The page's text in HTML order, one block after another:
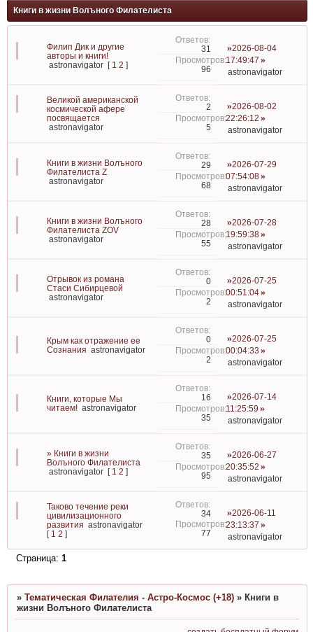
Книги в жизни Волъного Филателиста
Филип Дик и другие
авторы и книги!
astronavigator
[ 1 2 ]
31
96
2026-08-04
17:49:47
astronavigator
Великой американской
космической афере
посвящается
astronavigator
2
5
2026-08-02
22:26:12
astronavigator
Книги в жизни Волъного
Филателиста Z
astronavigator
29
68
2026-07-29
07:54:08
astronavigator
Книги в жизни Волъного
Филателиста ZOV
astronavigator
28
55
2026-07-28
19:59:38
astronavigator
Отрывок из романа
Стаси Сибирцевой
astronavigator
0
2
2026-07-25
00:51:04
astronavigator
Крым как отражение ее
Сознания astronavigator
0
2
2026-07-25
00:04:33
astronavigator
Книги, которые Мы
читаем! astronavigator
16
35
2026-07-14
11:25:59
astronavigator
» Книги в жизни
Волъного Филателиста
astronavigator
[ 1 2 ]
35
95
2026-06-27
20:35:52
astronavigator
Таково течение реки
цивилизационного
развития astronavigator
[ 1 2 ]
34
77
2026-06-11
23:13:37
astronavigator
Страница: 1
» Тематическая Филателия - Астро-Космос (+18) » Книги в
жизни Волъного Филателиста